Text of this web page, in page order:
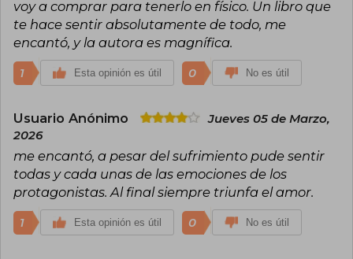
cotidianas. Le encantan los tacos. Y también
tiene muchísimas ganas de acariciar a tu perro.
voy a comprar para tenerlo en físico. Un libro que
te hace sentir absolutamente de todo, me
encantó, y la autora es magnífica.
1 Esta opinión es útil 0 No es útil
Usuario Anónimo
Jueves 05 de Marzo,
2026
me encantó, a pesar del sufrimiento pude sentir
todas y cada unas de las emociones de los
protagonistas. Al final siempre triunfa el amor.
1 Esta opinión es útil 0 No es útil